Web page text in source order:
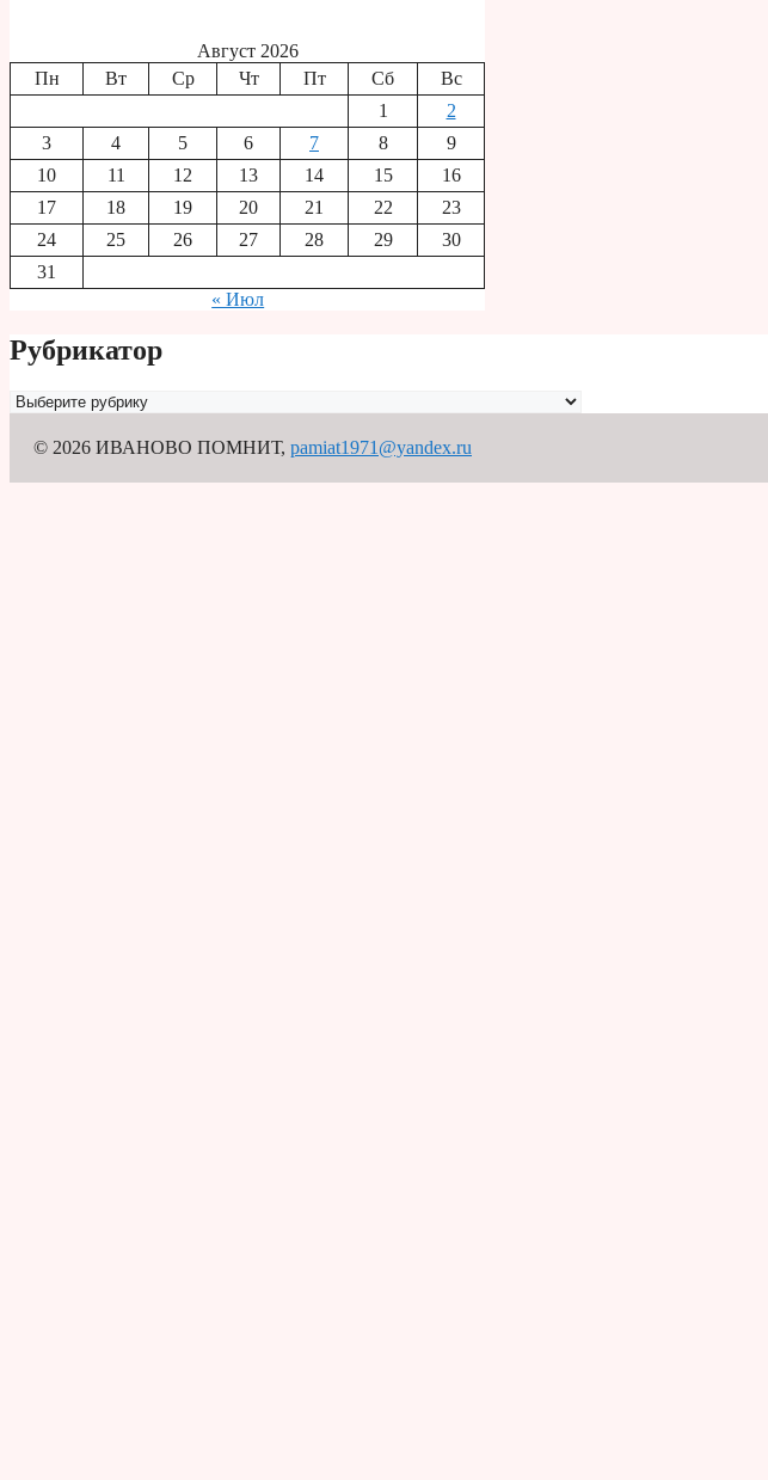
Август 2026
Пн
Вт Ср Чт Пт Сб
Вс
1
2
3
4 5 6 7 8
9
10
11 12 13 14 15
16
17
18 19 20 21 22
23
24
25 26 27 28 29
30
31
« Июл
Рубрикатор
Рубрикатор
© 2026 ИВАНОВО ПОМНИТ, pamiat1971@yandex.ru